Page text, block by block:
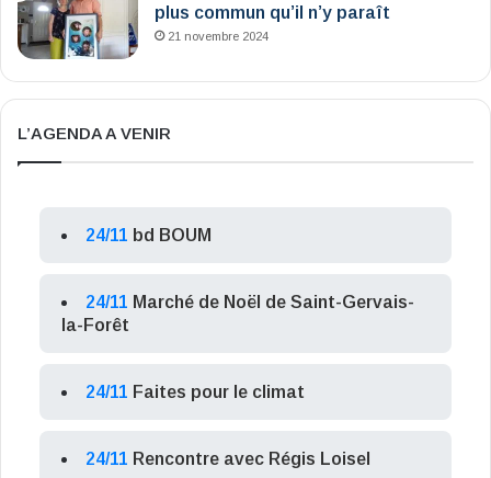
plus commun qu’il n’y paraît
21 novembre 2024
L’AGENDA A VENIR
24/11 bd BOUM
24/11 Marché de Noël de Saint-Gervais-
la-Forêt
24/11 Faites pour le climat
24/11 Rencontre avec Régis Loisel